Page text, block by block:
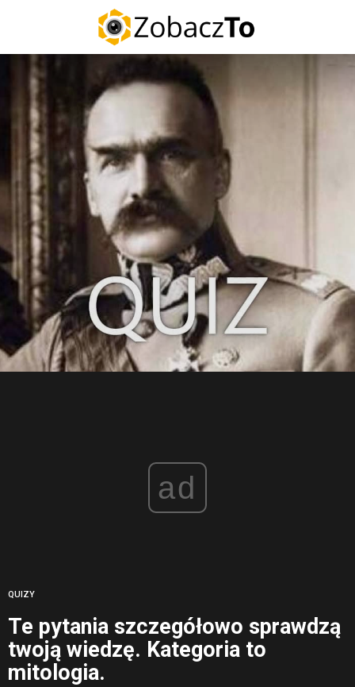
ad
QUIZY
Te pytania szczegółowo sprawdzą
twoją wiedzę. Kategoria to
mitologia.